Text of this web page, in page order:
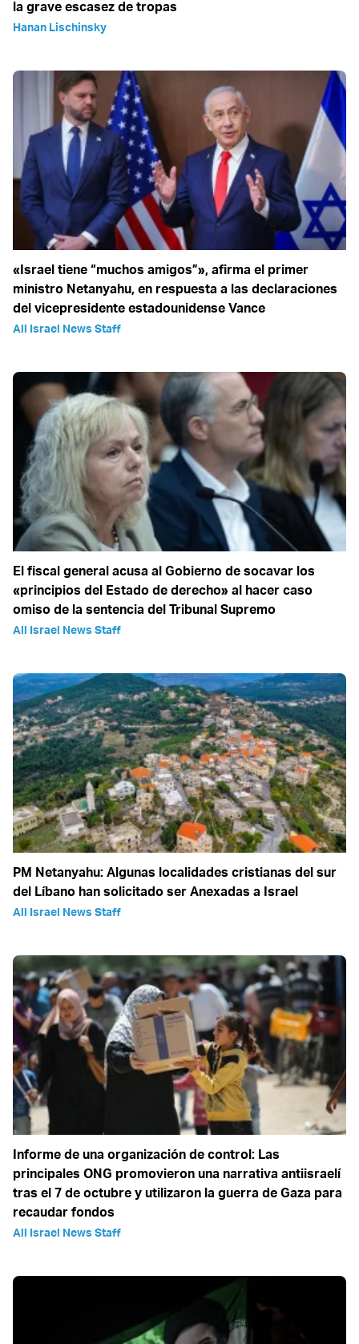
la grave escasez de tropas
Hanan Lischinsky
«Israel tiene “muchos amigos”», afirma el primer
ministro Netanyahu, en respuesta a las declaraciones
del vicepresidente estadounidense Vance
All Israel News Staff
El fiscal general acusa al Gobierno de socavar los
«principios del Estado de derecho» al hacer caso
omiso de la sentencia del Tribunal Supremo
All Israel News Staff
PM Netanyahu: Algunas localidades cristianas del sur
del Líbano han solicitado ser Anexadas a Israel
All Israel News Staff
Informe de una organización de control: Las
principales ONG promovieron una narrativa antiisraelí
tras el 7 de octubre y utilizaron la guerra de Gaza para
recaudar fondos
All Israel News Staff